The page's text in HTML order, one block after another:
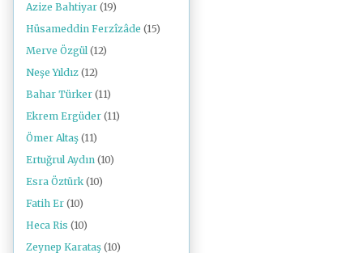
Azize Bahtiyar (19)
Hüsameddin Ferzîzâde (15)
Merve Özgül (12)
Neşe Yıldız (12)
Bahar Türker (11)
Ekrem Ergüder (11)
Ömer Altaş (11)
Ertuğrul Aydın (10)
Esra Öztürk (10)
Fatih Er (10)
Heca Ris (10)
Zeynep Karataş (10)